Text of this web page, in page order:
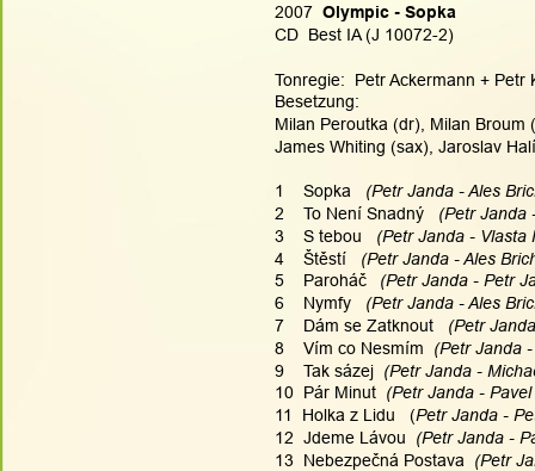
2007 Olympic - Sopka
CD  Best IA (J 10072-2)
Tonregie:  Petr Ackermann + Petr
Besetzung:
Milan Peroutka (dr), Milan Broum
James Whiting (sax), Jaroslav
1    Sopka
(Petr Janda - Ales
2    To Není Snadný
(Petr Janda
3    S tebou
(Petr Janda -
4    Štěstí
(Petr Janda - Ales
5    Paroháč
(Petr Janda - Petr
6    Nymfy
(Petr Janda - Ales
7    Dám se Zatknout
(Petr
8    Vím co Nesmím
(Petr Janda
9    Tak sázej
(Petr Janda -
10  Pár Minut
(Petr Janda -
11  Holka z Lidu   (Petr Janda -
12  Jdeme Lávou
(Petr Janda -
13  Nebezpečná Postava
(Petr